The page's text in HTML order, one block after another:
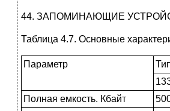
44. ЗАПОМИНАЮЩИЕ
Таблица 4.7. Основные
Параметр
Полная емкость. Кбайт